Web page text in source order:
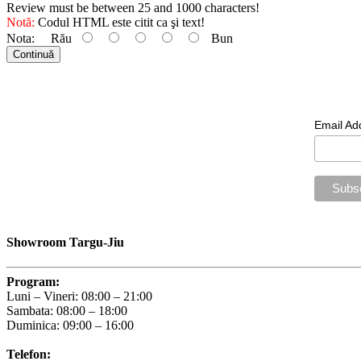
Review must be between 25 and 1000 characters!
Notă: Codul HTML este citit ca şi text!
Nota:
Rău Bun
Continuă
Email
Showroom Targu-Jiu
Program:
Luni – Vineri: 08:00 – 21:00
Sambata: 08:00 – 18:00
Duminica: 09:00 – 16:00
Telefon: